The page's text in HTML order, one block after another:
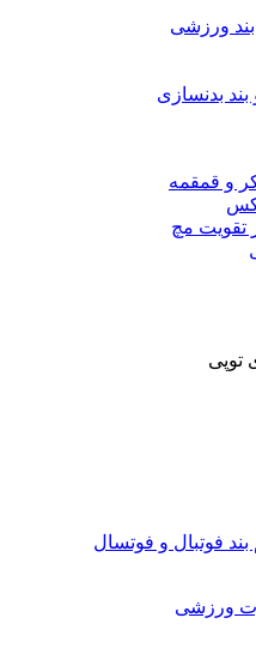
ورزشی
بند بدنسازی
و قمقمه
تقویت مچ
توپی
بند فوتبال و فوتسال
ورزشی